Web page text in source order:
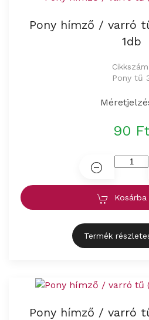
Pony hímző / varró
1db
Pony tű
90
Termék
Pony hímző / varró